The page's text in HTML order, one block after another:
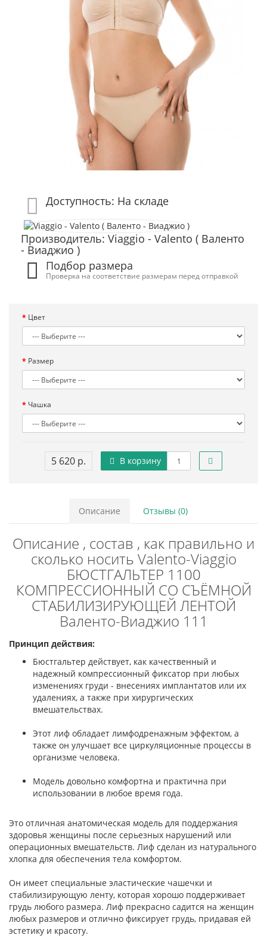
Доступность: На складе
Производитель: Viaggio - Valento ( Валенто
- Виаджио )
Подбор размера
Проверка на соответствие размерам перед отправкой
Цвет
Размер
Чашка
5 620 р. В корзину
Описание Отзывы (0)
Описание , состав , как правильно и
сколько носить Valento-Viaggio
БЮСТГАЛЬТЕР 1100
КОМПРЕССИОННЫЙ СО СЪЁМНОЙ
СТАБИЛИЗИРУЮЩЕЙ ЛЕНТОЙ
Валенто-Виаджио 111
Принцип действия:
Бюстгальтер действует, как качественный и
надежный компрессионный фиксатор при любых
изменениях груди - внесениях имплантатов или их
удалениях, а также при хирургических
вмешательствах.
Этот лиф обладает лимфодренажным эффектом, а
также он улучшает все циркуляционные процессы в
организме человека.
Модель довольно комфортна и практична при
использовании в любое время года.
Это отличная анатомическая модель для поддержания
здоровья женщины после серьезных нарушений или
операционных вмешательств. Лиф сделан из натурального
хлопка для обеспечения тела комфортом.
Он имеет специальные эластические чашечки и
стабилизирующую ленту, которая хорошо поддерживает
грудь любого размера. Лиф прекрасно садится на женщин
любых размеров и отлично фиксирует грудь, придавая ей
эстетику и красоту.